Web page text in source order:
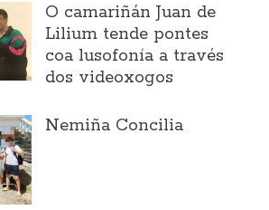
O camariñán Juan de
Lilium tende pontes
coa lusofonía a través
dos videoxogos
Nemiña Concilia